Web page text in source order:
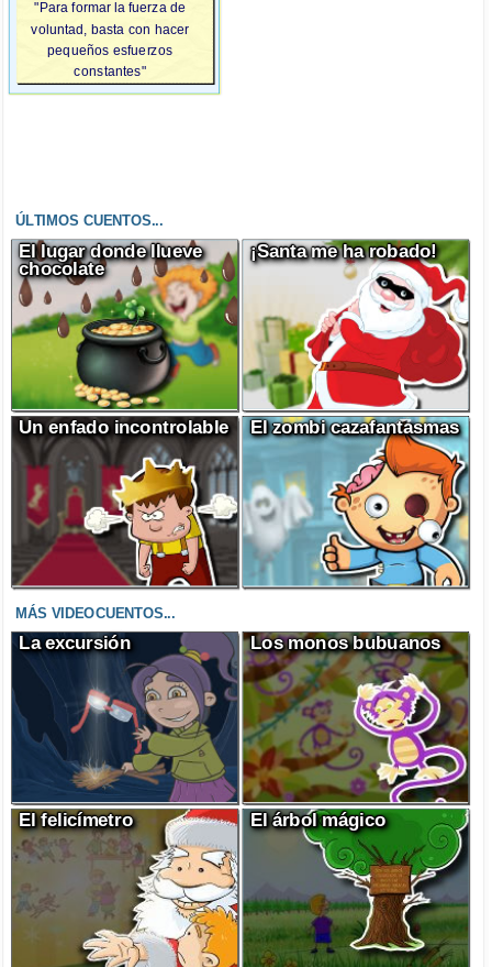
"Para formar la fuerza de
voluntad, basta con hacer
pequeños esfuerzos
constantes"
ÚLTIMOS CUENTOS...
El lugar donde llueve
chocolate
¡Santa me ha robado!
Un enfado incontrolable El zombi cazafantasmas
MÁS VIDEOCUENTOS...
La excursión Los monos bubuanos
El felicímetro El árbol mágico